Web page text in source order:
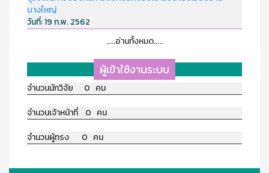
บางใหญ่
วันที่:19 ก.พ. 2562
.....อ่านทั้งหมด.....
ผู้เข้าใช้งานระบบ
จำนวนนักวิจัย 0 คน
จำนวนเจ้าหน้าที่ 0 คน
จำนวนผู้ทรง 0 คน